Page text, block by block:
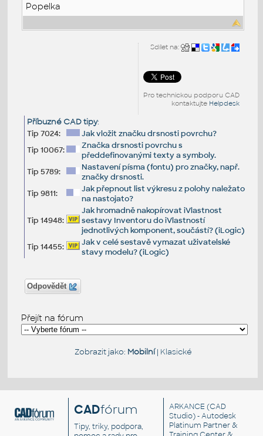
Popelka
Sdílet na:
Pro technickou podporu CAD
kontaktujte Helpdesk
Příbuzné CAD tipy:
Tip 7024:
Jak vložit značku drsnosti povrchu?
Tip 10067:
Značka drsnosti povrchu s
předdefinovanými texty a symboly.
Tip 5789:
Nastavení písma (fontu) pro značky, např.
značky drsnosti.
Tip 9811:
Jak přepnout list výkresu z polohy naležato
na nastojato?
Tip 14948:
Jak hromadně nakopírovat iVlastnost
sestavy Inventoru do iVlastností
jednotlivých komponent, součástí? (iLogic)
Tip 14455:
Jak v celé sestavě vymazat uživatelské
stavy modelu? (iLogic)
Odpovědět
Přejít na fórum
Zobrazit jako: Mobilní| Klasické
CADfórum
Tipy, triky, podpora,
ARKANCE (CAD
Studio) - Autodesk
Platinum Partner &